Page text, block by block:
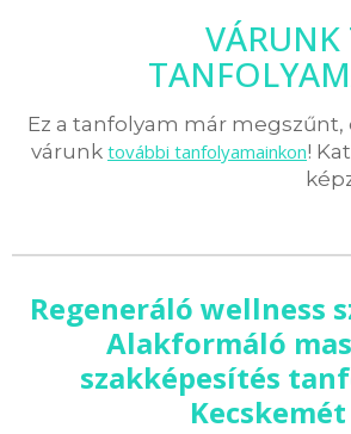
Ez a tanfolyam már
várunk további tanfolyamainkon!
Regeneráló wellness
Alakformáló
szakképesítés
Kecskemét